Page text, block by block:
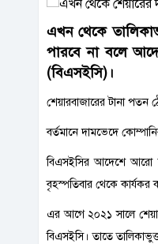
এখন থেকে
পারবে না বলে
(বিএসইসি)।
শেয়ারবাজারের টানা পতন
বর্তমানে দামভেদে
বিএসইসির আদেশে আরো
বৃহস্পতিবার থেকে কার্যকর
এর আগে ২০২১ সালে
বিএসইসি। তাতে